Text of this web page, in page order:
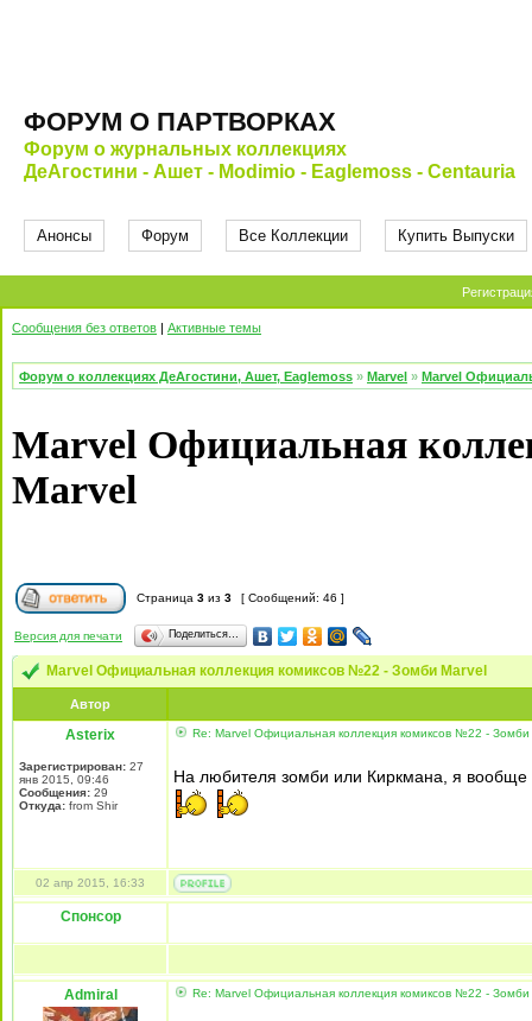
ФОРУМ О ПАРТВОРКАХ
Форум о журнальных коллекциях
ДеАгостини - Ашет - Modimio - Eaglemoss - Centauria
Анонсы Форум Все Коллекции Купить Выпуски
Сообщения без ответов | Активные темы
Форум о коллекциях ДеАгостини, Ашет, Eaglemoss » Marvel » Marvel
Marvel Официальная
Marvel
Страница 3 из 3 [ Сообщений: 46 ]
Версия для печати Поделиться…
Marvel Официальная коллекция комиксов №22 - Зомби Marvel
Автор
Asterix
Зарегистрирован: 27
янв 2015, 09:46
Сообщения: 29
Откуда: from Shir
Re: Marvel Официальная коллекция комиксов №22 - Зомби
На любителя зомби или Киркмана, я вообще
02 апр 2015, 16:33
Спонсор
Admiral Re: Marvel Официальная коллекция комиксов №22 - Зомби